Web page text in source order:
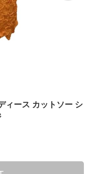
ィース カットソー シ